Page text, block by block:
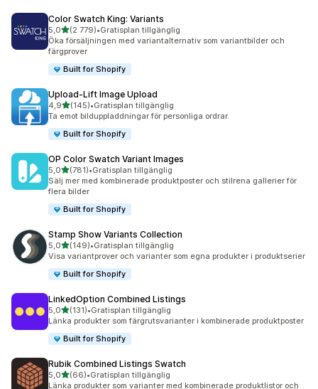
Color Swatch King: Variants
5,0av 5 stjärnor
(2 779)
2779 recensioner totalt
•Gratisplan tillgänglig
Öka försäljningen med variantalternativ som variantbilder och
färgprover
Built for Shopify
Upload‑Lift Image Upload
4,9av 5 stjärnor
(145)
145 recensioner totalt
•Gratisplan tillgänglig
Ta emot bilduppladdningar för personliga ordrar.
Built for Shopify
OP Color Swatch Variant Images
5,0av 5 stjärnor
(781)
781 recensioner totalt
•Gratisplan tillgänglig
Sälj mer med kombinerade produktposter och stilrena gallerier för
flera bilder
Built for Shopify
Stamp Show Variants Collection
5,0av 5 stjärnor
(149)
149 recensioner totalt
•Gratisplan tillgänglig
Visa variantprover och varianter som egna produkter i produktserier
Built for Shopify
LinkedOption Combined Listings
5,0av 5 stjärnor
(131)
131 recensioner totalt
•Gratisplan tillgänglig
Länka produkter som färgrutsvarianter i kombinerade produktposter
Built for Shopify
Rubik Combined Listings Swatch
5,0av 5 stjärnor
(66)
66 recensioner totalt
•Gratisplan tillgänglig
Länka produkter som varianter med kombinerade produktlistor och